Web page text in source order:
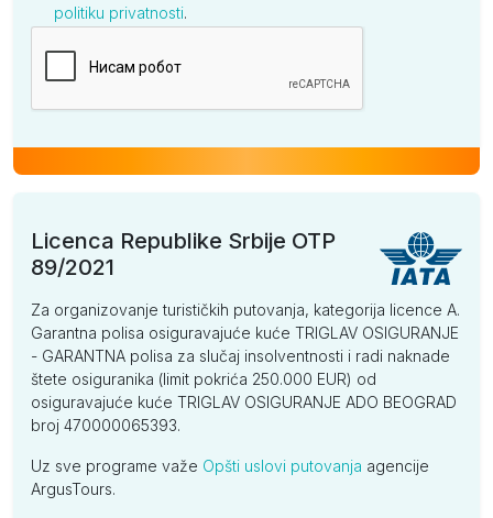
politiku privatnosti.
Licenca Republike Srbije OTP
89/2021
Za organizovanje turističkih putovanja, kategorija licence A.
Garantna polisa osiguravajuće kuće TRIGLAV OSIGURANJE
- GARANTNA polisa za slučaj insolventnosti i radi naknade
štete osiguranika (limit pokrića 250.000 EUR) od
osiguravajuće kuće TRIGLAV OSIGURANJE ADO BEOGRAD
broj 470000065393.
Uz sve programe važe Opšti uslovi putovanja agencije
ArgusTours.